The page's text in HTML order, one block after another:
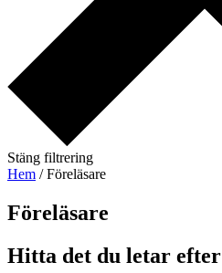
Stäng filtrering
Hem / Föreläsare
Föreläsare​
Hitta det du letar efter​